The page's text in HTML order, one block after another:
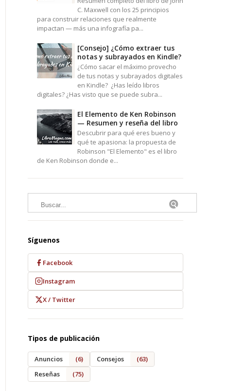
C. Maxwell con los 25 principios
para construir relaciones que realmente
impactan — más una infografía pa...
[Consejo] ¿Cómo extraer tus
notas y subrayados en Kindle?
¿Cómo sacar el máximo provecho
de tus notas y subrayados digitales
en Kindle? ¿Has leído libros
digitales? ¿Has visto que se puede subra...
El Elemento de Ken Robinson
— Resumen y reseña del libro
Descubrir para qué eres bueno y
qué te apasiona: la propuesta de
Robinson "El Elemento" es el libro
de Ken Robinson donde e...
Síguenos
Facebook
Instagram
X / Twitter
Tipos de publicación
Anuncios (6) Consejos
(63)
Reseñas
(75)